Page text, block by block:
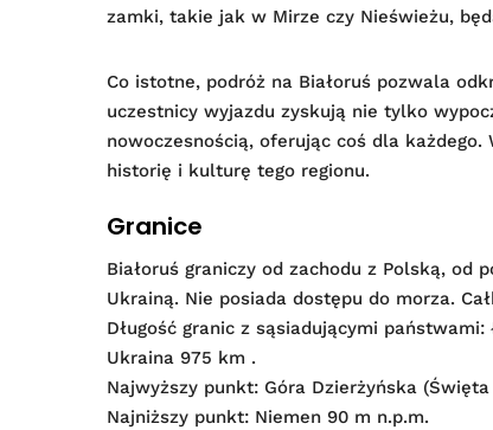
zamki, takie jak w Mirze czy Nieświeżu,
Co istotne, podróż na Białoruś pozwala
uczestnicy wyjazdu zyskują nie tylko
nowoczesnością, oferując coś dla
historię i kulturę tego regionu.
Granice
Białoruś graniczy od zachodu z Polską, od
Ukrainą. Nie posiada dostępu do morza.
Długość granic z sąsiadującymi
Ukraina 975 km .
Najwyższy punkt: Góra Dzierżyńska
Najniższy punkt: Niemen 90 m n.p.m.